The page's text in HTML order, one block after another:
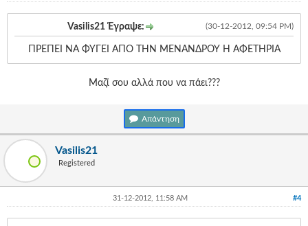
(30-12-2012, 09:54 PM)
Vasilis21 Έγραψε:
ΠΡΕΠΕΙ ΝΑ ΦΥΓΕΙ ΑΠΟ ΤΗΝ ΜΕΝΑΝΔΡΟΥ Η ΑΦΕΤΗΡΙΑ
Μαζί σου αλλά που να πάει???
Απάντηση
Vasilis21
Registered
#4
31-12-2012, 11:58 AM